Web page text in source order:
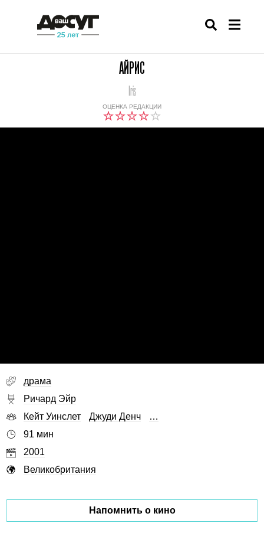
АЙРИС
ОЦЕНКА РЕДАКЦИИ
Iris
драма
Ричард Эйр
Кейт Уинслет
Джуди Денч
…
91 мин
2001
Великобритания
Напомнить о кино